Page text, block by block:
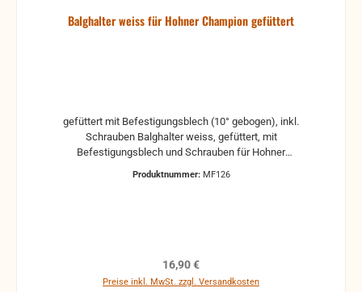
Balghalter weiss für Hohner Champion gefüttert
gefüttert mit Befestigungsblech (10° gebogen), inkl.
Schrauben Balghalter weiss, gefüttert, mit
Befestigungsblech und Schrauben für Hohner
Produktnummer: MF126
Regulärer Preis:
16,90 €
Preise inkl. MwSt. zzgl. Versandkosten